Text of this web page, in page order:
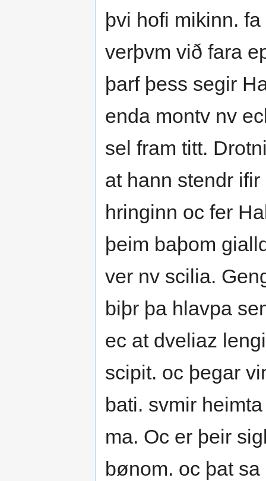
þvi hofi mikinn.
verþvm við fara
þarf þess segir
enda montv nv
sel fram titt.
at hann stendr
hringinn oc fer
þeim baþom
ver nv scilia.
biþr þa hlavpa
ec at dveliaz
scipit. oc þegar
bati. svmir
ma. Oc er þeir
bønom. oc þat